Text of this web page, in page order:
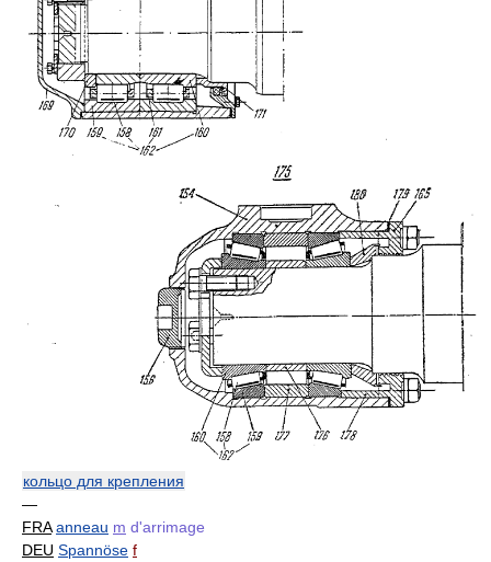
кольцо для крепления
—
FRA anneau m d'arrimage
DEU Spannöse f